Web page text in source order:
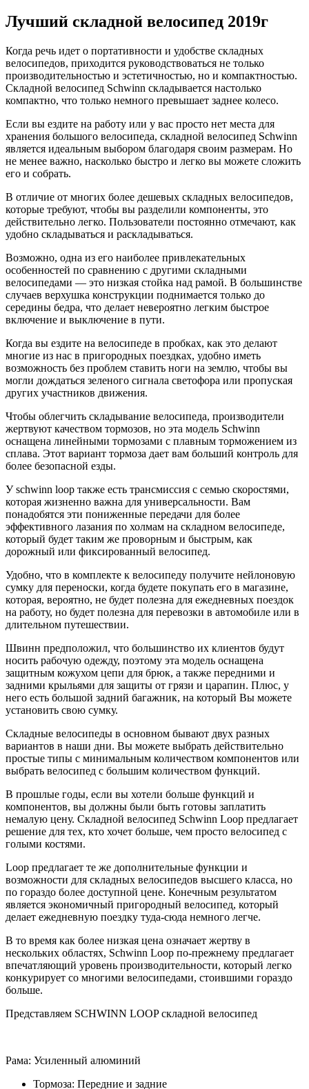
Лучший складной велосипед 2019г
Когда речь идет о портативности и удобстве складных
велосипедов, приходится руководствоваться не только
производительностью и эстетичностью, но и компактностью.
Складной велосипед Schwinn складывается настолько
компактно, что только немного превышает заднее колесо.
Если вы ездите на работу или у вас просто нет места для
хранения большого велосипеда, складной велосипед Schwinn
является идеальным выбором благодаря своим размерам. Но
не менее важно, насколько быстро и легко вы можете сложить
его и собрать.
В отличие от многих более дешевых складных велосипедов,
которые требуют, чтобы вы разделили компоненты, это
действительно легко. Пользователи постоянно отмечают, как
удобно складываться и раскладываться.
Возможно, одна из его наиболее привлекательных
особенностей по сравнению с другими складными
велосипедами — это низкая стойка над рамой. В большинстве
случаев верхушка конструкции поднимается только до
середины бедра, что делает невероятно легким быстрое
включение и выключение в пути.
Когда вы ездите на велосипеде в пробках, как это делают
многие из нас в пригородных поездках, удобно иметь
возможность без проблем ставить ноги на землю, чтобы вы
могли дождаться зеленого сигнала светофора или пропуская
других участников движения.
Чтобы облегчить складывание велосипеда, производители
жертвуют качеством тормозов, но эта модель Schwinn
оснащена линейными тормозами с плавным торможением из
сплава. Этот вариант тормоза дает вам больший контроль для
более безопасной езды.
У schwinn loop также есть трансмиссия с семью скоростями,
которая жизненно важна для универсальности. Вам
понадобятся эти пониженные передачи для более
эффективного лазания по холмам на складном велосипеде,
который будет таким же проворным и быстрым, как
дорожный или фиксированный велосипед.
Удобно, что в комплекте к велосипеду получите нейлоновую
сумку для переноски, когда будете покупать его в магазине,
которая, вероятно, не будет полезна для ежедневных поездок
на работу, но будет полезна для перевозки в автомобиле или в
длительном путешествии.
Швинн предположил, что большинство их клиентов будут
носить рабочую одежду, поэтому эта модель оснащена
защитным кожухом цепи для брюк, а также передними и
задними крыльями для защиты от грязи и царапин. Плюс, у
него есть большой задний багажник, на который Вы можете
установить свою сумку.
Складные велосипеды в основном бывают двух разных
вариантов в наши дни. Вы можете выбрать действительно
простые типы с минимальным количеством компонентов или
выбрать велосипед с большим количеством функций.
В прошлые годы, если вы хотели больше функций и
компонентов, вы должны были быть готовы заплатить
немалую цену. Складной велосипед Schwinn Loop предлагает
решение для тех, кто хочет больше, чем просто велосипед с
голыми костями.
Loop предлагает те же дополнительные функции и
возможности для складных велосипедов высшего класса, но
по гораздо более доступной цене. Конечным результатом
является экономичный пригородный велосипед, который
делает ежедневную поездку туда-сюда немного легче.
В то время как более низкая цена означает жертву в
нескольких областях, Schwinn Loop по-прежнему предлагает
впечатляющий уровень производительности, который легко
конкурирует со многими велосипедами, стоившими гораздо
больше.
Представляем SCHWINN LOOP складной велосипед
Рама: Усиленный алюминий
Тормоза: Передние и задние